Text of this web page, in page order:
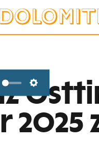
Settings
2025